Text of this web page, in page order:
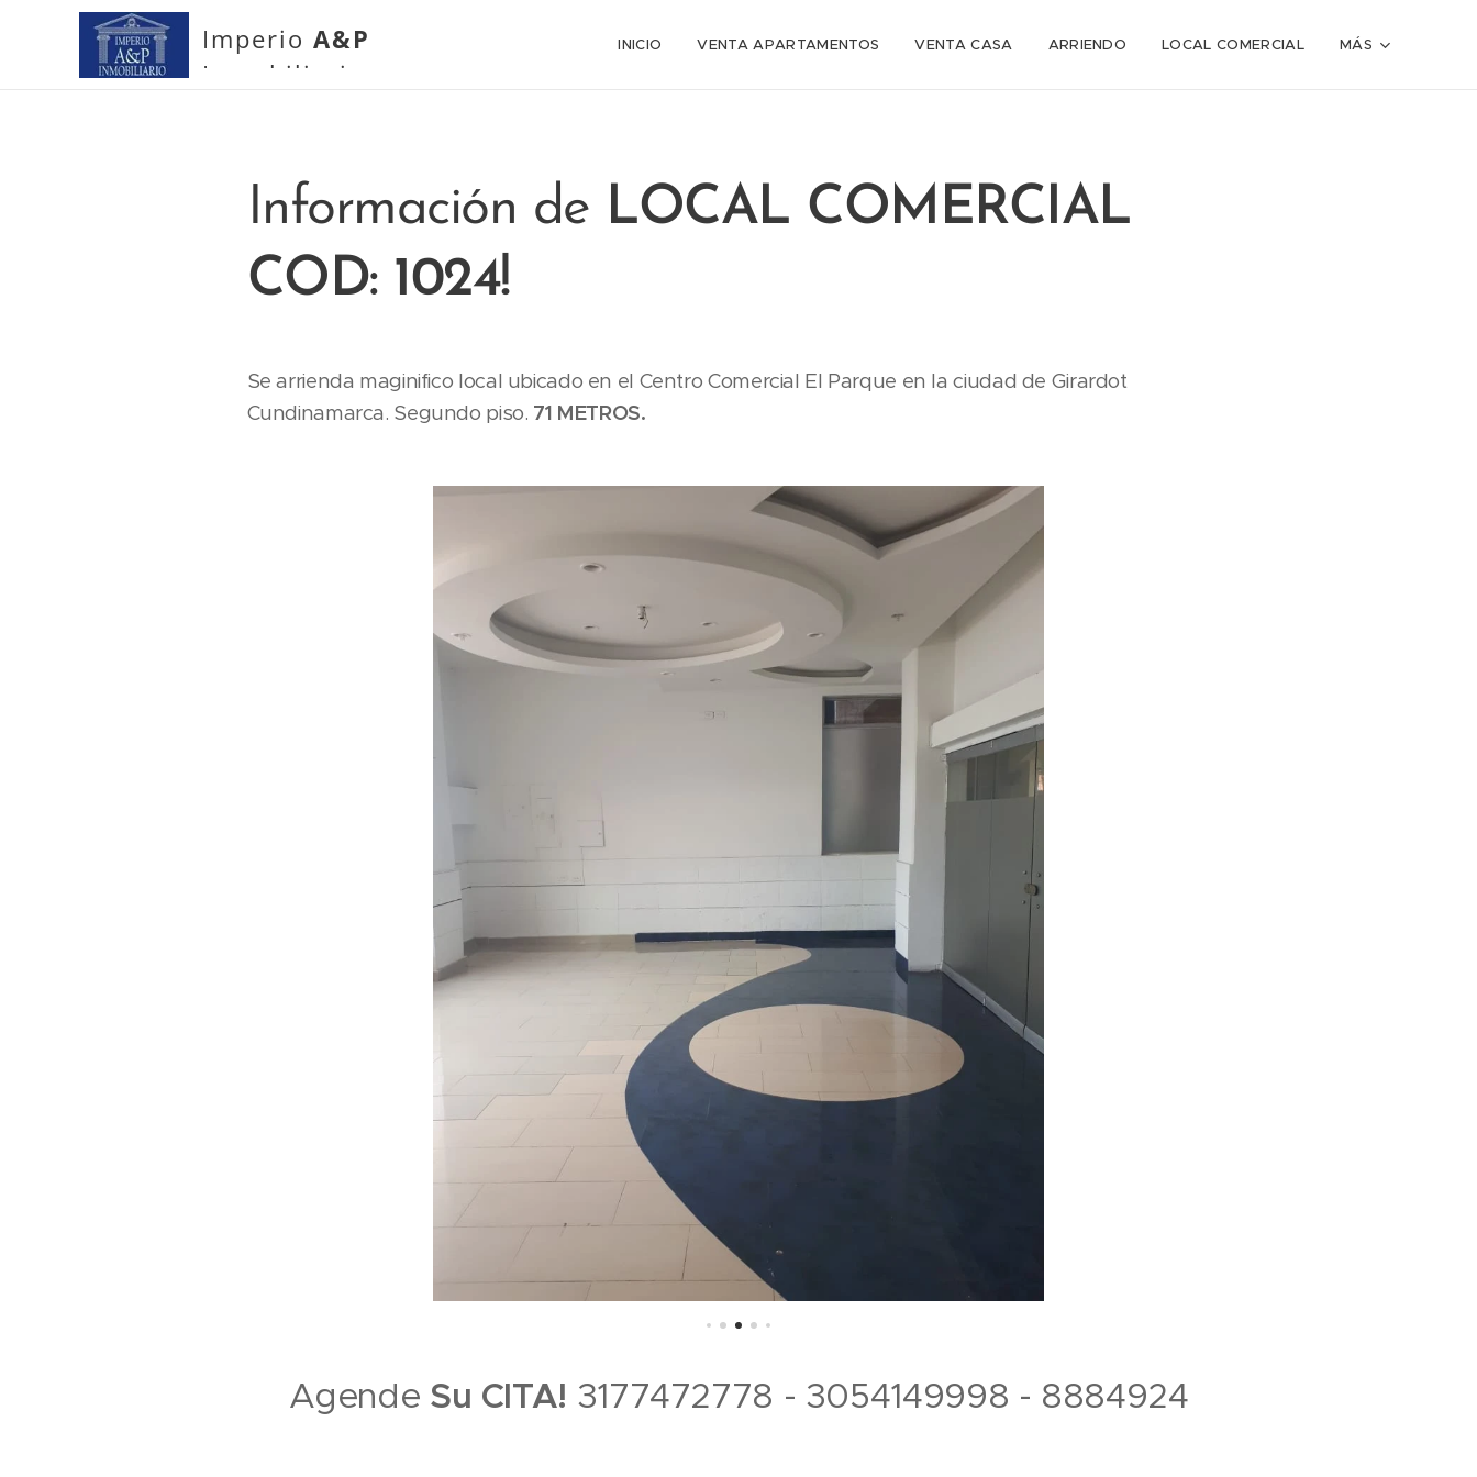
Imperio A&P
Inmobiliario
INICIO VENTA APARTAMENTOS VENTA CASA ARRIENDO LOCAL COMERCIAL MÁS
Información de LOCAL COMERCIAL
COD: 1024!
Se arrienda maginifico local ubicado en el Centro Comercial El Parque en la ciudad de Girardot
Cundinamarca. Segundo piso. 71 METROS.
Agende Su CITA! 3177472778 - 3054149998 - 8884924